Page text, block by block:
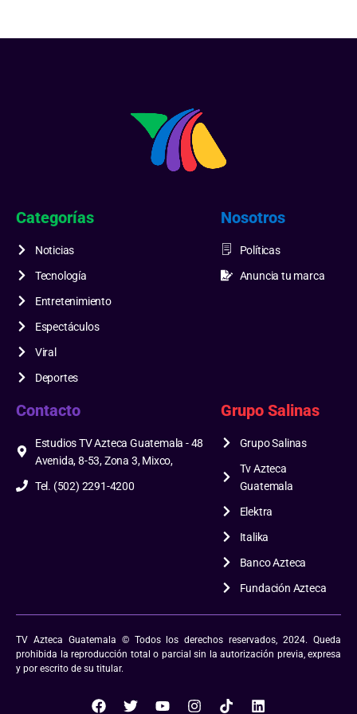
Categorías
Noticias
Tecnología
Entretenimiento
Espectáculos
Viral
Deportes
Nosotros
Políticas
Anuncia tu marca
Contacto
Estudios TV Azteca Guatemala - 48
Avenida, 8-53, Zona 3, Mixco,
Tel. (502) 2291-4200
Grupo Salinas
Grupo Salinas
Tv Azteca
Guatemala
Elektra
Italika
Banco Azteca
Fundación Azteca
TV Azteca Guatemala © Todos los derechos reservados, 2024. Queda
prohibida la reproducción total o parcial sin la autorización previa, expresa
y por escrito de su titular.